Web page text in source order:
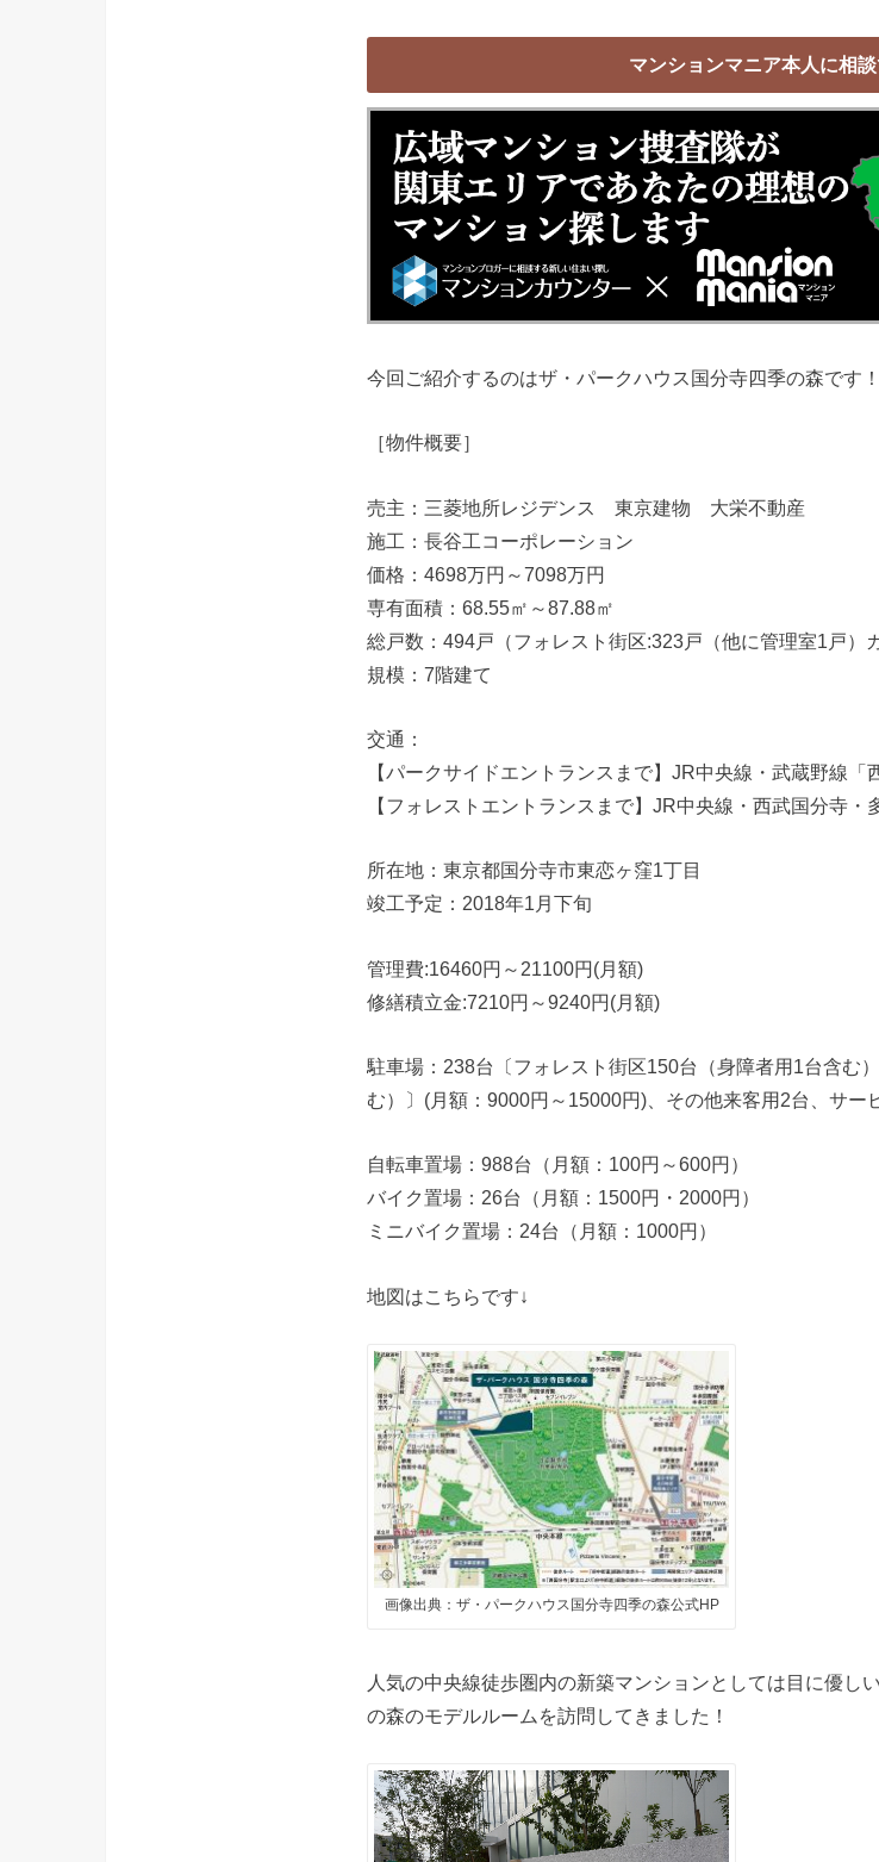
マンションマニア本人に相談
今回ご紹介するのはザ・パークハウス国分寺四季の森です！
［物件概要］
売主：三菱地所レジデンス 東京建物 大栄不動産
施工：長谷工コーポレーション
価格：4698万円～7098万円
専有面積：68.55㎡～87.88㎡
総戸数：494戸（フォレスト街区:323戸（他に管理室1戸）
規模：7階建て
交通：
【パークサイドエントランスまで】JR中央線・武蔵野線「
【フォレストエントランスまで】JR中央線・西武国分寺
所在地：東京都国分寺市東恋ヶ窪1丁目
竣工予定：2018年1月下旬
管理費:16460円～21100円(月額)
修繕積立金:7210円～9240円(月額)
駐車場：238台〔フォレスト街区150台（身障者用1台含む
む）〕(月額：9000円～15000円)、その他来客用2台、サー
自転車置場：988台（月額：100円～600円）
バイク置場：26台（月額：1500円・2000円）
ミニバイク置場：24台（月額：1000円）
地図はこちらです↓
画像出典：ザ・パークハウス国分寺四季の森公式HP
人気の中央線徒歩圏内の新築マンションとしては目に優し
の森のモデルルームを訪問してきました！